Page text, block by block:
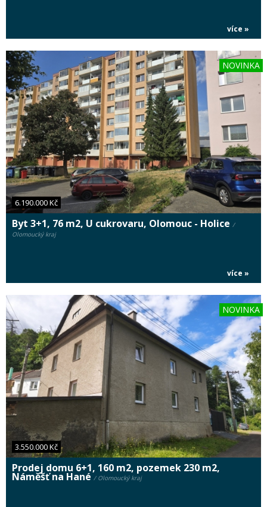
více »
6.190.000 Kč
NOVINKA
Byt 3+1, 76 m2, U cukrovaru, Olomouc - Holice /
Olomoucký kraj
více »
3.550.000 Kč
NOVINKA
Prodej domu 6+1, 160 m2, pozemek 230 m2,
Náměšť na Hané/ Olomoucký kraj